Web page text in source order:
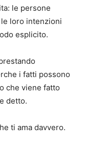
le persone
loro intenzioni
esplicito.
i fatti possono
che viene fatto
detto.
ti ama davvero.